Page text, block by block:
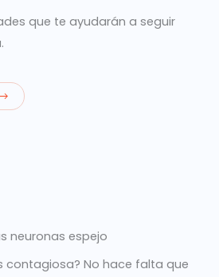
que te ayudarán a seguir
neuronas espejo
contagiosa? No hace falta que